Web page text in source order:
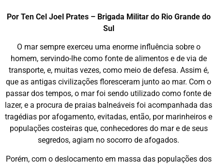
Por Ten Cel Joel Prates – Brigada Militar do Rio Grande do
Sul
O mar sempre exerceu uma enorme influência sobre o
homem, servindo-lhe como fonte de alimentos e de via de
transporte, e, muitas vezes, como meio de defesa. Assim é,
que as antigas civilizações floresceram junto ao mar. Com o
passar dos tempos, o mar foi sendo utilizado como fonte de
lazer, e a procura de praias balneáveis foi acompanhada das
tragédias por afogamento, evitadas, então, por marinheiros e
populações costeiras que, conhecedores do mar e de seus
segredos, agiam no socorro de afogados.
Porém, com o deslocamento em massa das populações dos